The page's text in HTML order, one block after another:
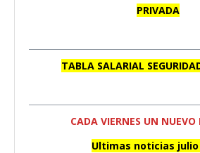
PRIVADA
TABLA SALARIAL
CADA VIERNES UN NUEVO
Ultimas noticias julio